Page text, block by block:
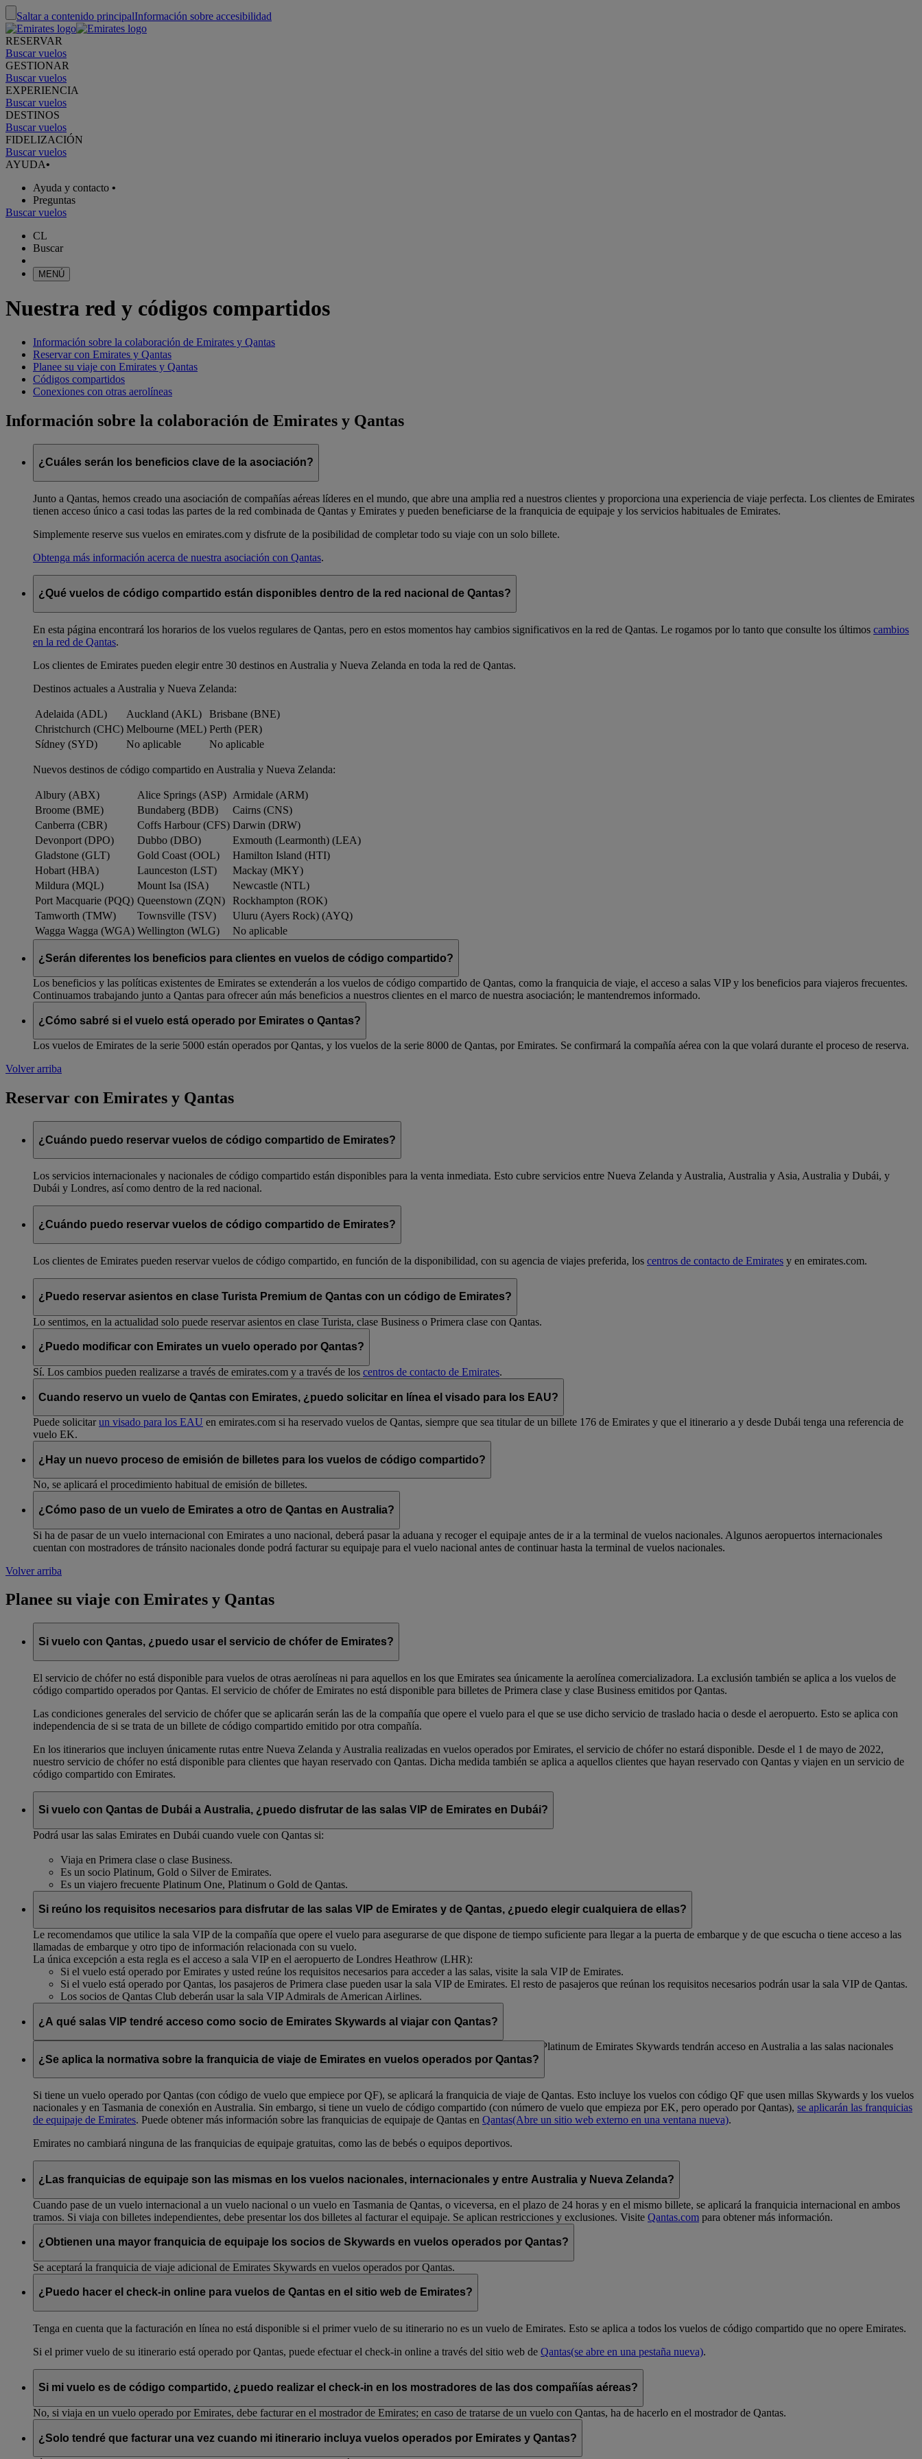
Saltar a contenido principalInformación sobre accesibilidad
RESERVAR
Buscar vuelos
GESTIONAR
Buscar vuelos
EXPERIENCIA
Buscar vuelos
DESTINOS
Buscar vuelos
FIDELIZACIÓN
Buscar vuelos
AYUDA•
Ayuda y contacto •
Preguntas
Buscar vuelos
CL
Buscar
MENÚ
Nuestra red y códigos compartidos
Información sobre la colaboración de Emirates y Qantas
Reservar con Emirates y Qantas
Planee su viaje con Emirates y Qantas
Códigos compartidos
Conexiones con otras aerolíneas
Información sobre la colaboración de Emirates y Qantas
¿Cuáles serán los beneficios clave de la asociación?
Junto a Qantas, hemos creado una asociación de compañías aéreas líderes en el mundo, que abre una amplia red a nuestros clientes y proporciona una experiencia de viaje perfecta. Los clientes de Emirates
tienen acceso único a casi todas las partes de la red combinada de Qantas y Emirates y pueden beneficiarse de la franquicia de equipaje y los servicios habituales de Emirates.
Simplemente reserve sus vuelos en emirates.com y disfrute de la posibilidad de completar todo su viaje con un solo billete.
Obtenga más información acerca de nuestra asociación con Qantas.
¿Qué vuelos de código compartido están disponibles dentro de la red nacional de Qantas?
En esta página encontrará los horarios de los vuelos regulares de Qantas, pero en estos momentos hay cambios significativos en la red de Qantas. Le rogamos por lo tanto que consulte los últimos cambios
en la red de Qantas.
Los clientes de Emirates pueden elegir entre 30 destinos en Australia y Nueva Zelanda en toda la red de Qantas.
Destinos actuales a Australia y Nueva Zelanda:
Adelaida (ADL) Auckland (AKL)
Brisbane (BNE)
Christchurch (CHC) Melbourne (MEL) Perth (PER)
Sídney (SYD)
No aplicable No aplicable
Nuevos destinos de código compartido en Australia y Nueva Zelanda:
Albury (ABX) Alice Springs (ASP) Armidale (ARM)
Broome (BME)
Bundaberg (BDB)
Cairns (CNS)
Canberra (CBR)
Coffs Harbour (CFS) Darwin (DRW)
Devonport (DPO)
Dubbo (DBO)
Exmouth (Learmonth) (LEA)
Gladstone (GLT)
Gold Coast (OOL)
Hamilton Island (HTI)
Hobart (HBA)
Launceston (LST)
Mackay (MKY)
Mildura (MQL)
Mount Isa (ISA)
Newcastle (NTL)
Port Macquarie (PQQ) Queenstown (ZQN)
Rockhampton (ROK)
Tamworth (TMW)
Townsville (TSV)
Uluru (Ayers Rock) (AYQ)
Wagga Wagga (WGA) Wellington (WLG) No aplicable
¿Serán diferentes los beneficios para clientes en vuelos de código compartido?
Los beneficios y las políticas existentes de Emirates se extenderán a los vuelos de código compartido de Qantas, como la franquicia de viaje, el acceso a salas VIP y los beneficios para viajeros frecuentes.
Continuamos trabajando junto a Qantas para ofrecer aún más beneficios a nuestros clientes en el marco de nuestra asociación; le mantendremos informado.
¿Cómo sabré si el vuelo está operado por Emirates o Qantas?
Los vuelos de Emirates de la serie 5000 están operados por Qantas, y los vuelos de la serie 8000 de Qantas, por Emirates. Se confirmará la compañía aérea con la que volará durante el proceso de reserva.
Volver arriba
Reservar con Emirates y Qantas
¿Cuándo puedo reservar vuelos de código compartido de Emirates?
Los servicios internacionales y nacionales de código compartido están disponibles para la venta inmediata. Esto cubre servicios entre Nueva Zelanda y Australia, Australia y Asia, Australia y Dubái, y
Dubái y Londres, así como dentro de la red nacional.
¿Cuándo puedo reservar vuelos de código compartido de Emirates?
Los clientes de Emirates pueden reservar vuelos de código compartido, en función de la disponibilidad, con su agencia de viajes preferida, los centros de contacto de Emirates y en emirates.com.
¿Puedo reservar asientos en clase Turista Premium de Qantas con un código de Emirates?
Lo sentimos, en la actualidad solo puede reservar asientos en clase Turista, clase Business o Primera clase con Qantas.
¿Puedo modificar con Emirates un vuelo operado por Qantas?
Sí. Los cambios pueden realizarse a través de emirates.com y a través de los centros de contacto de Emirates.
Cuando reservo un vuelo de Qantas con Emirates, ¿puedo solicitar en línea el visado para los EAU?
Puede solicitarun visado para los EAU en emirates.com si ha reservado vuelos de Qantas, siempre que sea titular de un billete 176 de Emirates y que el itinerario a y desde Dubái tenga una referencia de
vuelo EK.
¿Hay un nuevo proceso de emisión de billetes para los vuelos de código compartido?
No, se aplicará el procedimiento habitual de emisión de billetes.
¿Cómo paso de un vuelo de Emirates a otro de Qantas en Australia?
Si ha de pasar de un vuelo internacional con Emirates a uno nacional, deberá pasar la aduana y recoger el equipaje antes de ir a la terminal de vuelos nacionales. Algunos aeropuertos internacionales
cuentan con mostradores de tránsito nacionales donde podrá facturar su equipaje para el vuelo nacional antes de continuar hasta la terminal de vuelos nacionales.
Volver arriba
Planee su viaje con Emirates y Qantas
Si vuelo con Qantas, ¿puedo usar el servicio de chófer de Emirates?
El servicio de chófer no está disponible para vuelos de otras aerolíneas ni para aquellos en los que Emirates sea únicamente la aerolínea comercializadora. La exclusión también se aplica a los vuelos de
código compartido operados por Qantas. El servicio de chófer de Emirates no está disponible para billetes de Primera clase y clase Business emitidos por Qantas.
Las condiciones generales del servicio de chófer que se aplicarán serán las de la compañía que opere el vuelo para el que se use dicho servicio de traslado hacia o desde el aeropuerto. Esto se aplica con
independencia de si se trata de un billete de código compartido emitido por otra compañía.
En los itinerarios que incluyen únicamente rutas entre Nueva Zelanda y Australia realizadas en vuelos operados por Emirates, el servicio de chófer no estará disponible. Desde el 1 de mayo de 2022,
nuestro servicio de chófer no está disponible para clientes que hayan reservado con Qantas. Dicha medida también se aplica a aquellos clientes que hayan reservado con Qantas y viajen en un servicio de
código compartido con Emirates.
Si vuelo con Qantas de Dubái a Australia, ¿puedo disfrutar de las salas VIP de Emirates en Dubái?
Podrá usar las salas Emirates en Dubái cuando vuele con Qantas si:
Viaja en Primera clase o clase Business.
Es un socio Platinum, Gold o Silver de Emirates.
Es un viajero frecuente Platinum One, Platinum o Gold de Qantas.
Si reúno los requisitos necesarios para disfrutar de las salas VIP de Emirates y de Qantas, ¿puedo elegir cualquiera de ellas?
Le recomendamos que utilice la sala VIP de la compañía que opere el vuelo para asegurarse de que dispone de tiempo suficiente para llegar a la puerta de embarque y de que escucha o tiene acceso a las
llamadas de embarque y otro tipo de información relacionada con su vuelo.
La única excepción a esta regla es el acceso a sala VIP en el aeropuerto de Londres Heathrow (LHR):
Si el vuelo está operado por Emirates y usted reúne los requisitos necesarios para acceder a las salas, visite la sala VIP de Emirates.
Si el vuelo está operado por Qantas, los pasajeros de Primera clase pueden usar la sala VIP de Emirates. El resto de pasajeros que reúnan los requisitos necesarios podrán usar la sala VIP de Qantas.
Los socios de Qantas Club deberán usar la sala VIP Admirals de American Airlines.
¿A qué salas VIP tendré acceso como socio de Emirates Skywards al viajar con Qantas?
Los socios Gold de Emirates Skywards tendrán acceso a las salas nacionales Club de Qantas en Australia. Los socios Platinum de Emirates Skywards tendrán acceso en Australia a las salas nacionales
Business de Qantas, donde estén disponibles, y a las salas nacionales Club de Qantas.
¿Se aplica la normativa sobre la franquicia de viaje de Emirates en vuelos operados por Qantas?
Si tiene un vuelo operado por Qantas (con código de vuelo que empiece por QF), se aplicará la franquicia de viaje de Qantas. Esto incluye los vuelos con código QF que usen millas Skywards y los vuelos
nacionales y en Tasmania de conexión en Australia. Sin embargo, si tiene un vuelo de código compartido (con número de vuelo que empieza por EK, pero operado por Qantas), se aplicarán las franquicias
de equipaje de Emirates. Puede obtener más información sobre las franquicias de equipaje de Qantas en Qantas(Abre un sitio web externo en una ventana nueva).
Emirates no cambiará ninguna de las franquicias de equipaje gratuitas, como las de bebés o equipos deportivos.
¿Las franquicias de equipaje son las mismas en los vuelos nacionales, internacionales y entre Australia y Nueva Zelanda?
Cuando pase de un vuelo internacional a un vuelo nacional o un vuelo en Tasmania de Qantas, o viceversa, en el plazo de 24 horas y en el mismo billete, se aplicará la franquicia internacional en ambos
tramos. Si viaja con billetes independientes, debe presentar los dos billetes al facturar el equipaje. Se aplican restricciones y exclusiones. Visite Qantas.com para obtener más información.
¿Obtienen una mayor franquicia de equipaje los socios de Skywards en vuelos operados por Qantas?
Se aceptará la franquicia de viaje adicional de Emirates Skywards en vuelos operados por Qantas.
¿Puedo hacer el check-in online para vuelos de Qantas en el sitio web de Emirates?
Tenga en cuenta que la facturación en línea no está disponible si el primer vuelo de su itinerario no es un vuelo de Emirates. Esto se aplica a todos los vuelos de código compartido que no opere Emirates.
Si el primer vuelo de su itinerario está operado por Qantas, puede efectuar el check-in online a través del sitio web de Qantas(se abre en una pestaña nueva).
Si mi vuelo es de código compartido, ¿puedo realizar el check-in en los mostradores de las dos compañías aéreas?
No, si viaja en un vuelo operado por Emirates, debe facturar en el mostrador de Emirates; en caso de tratarse de un vuelo con Qantas, ha de hacerlo en el mostrador de Qantas.
¿Solo tendré que facturar una vez cuando mi itinerario incluya vuelos operados por Emirates y Qantas?